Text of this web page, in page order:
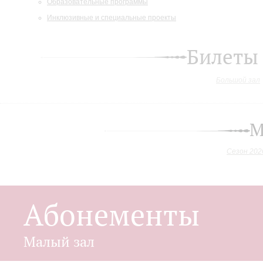
Инклюзивные и специальные проекты
Сезон
Абонементы
Малый зал